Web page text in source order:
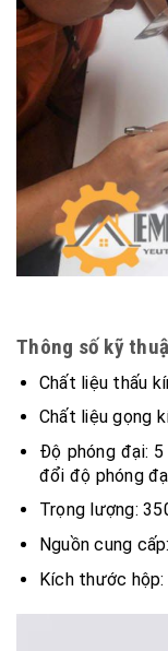
Thông số kỹ
Chất liệu thấu
Chất liệu gọng
Độ phóng đại:
đổi độ phóng
Trọng lượng:
Nguồn cung
Kích thước